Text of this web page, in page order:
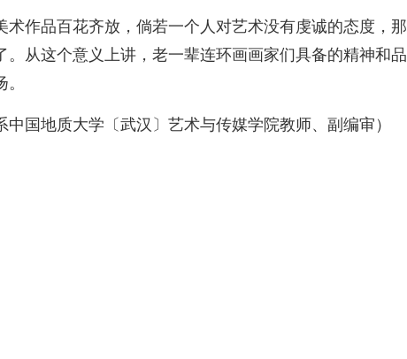
术作品百花齐放，倘若一个人对艺术没有虔诚的态度，那
。从这个意义上讲，老一辈连环画画家们具备的精神和品
中国地质大学〔武汉〕艺术与传媒学院教师、副编审）